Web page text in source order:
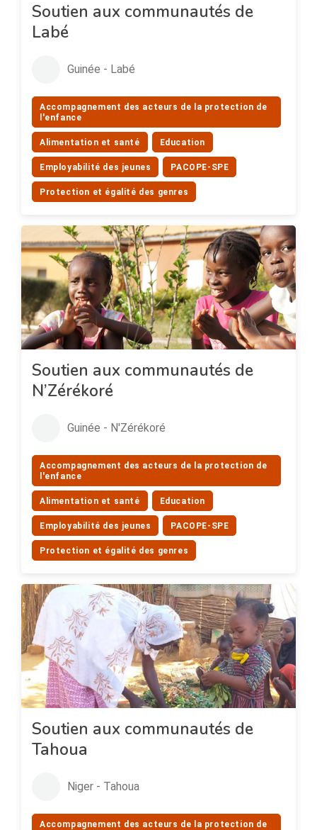
Soutien aux communautés de
Labé
Guinée - Labé
Accompagnement des acteurs de la protection de
l'enfance
Alimentation et santé Education
Employabilité des jeunes PACOPE-SPE
Protection et égalité des genres
Soutien aux communautés de
N’Zérékoré
Guinée - N'Zérékoré
Accompagnement des acteurs de la protection de
l'enfance
Alimentation et santé Education
Employabilité des jeunes PACOPE-SPE
Protection et égalité des genres
Soutien aux communautés de
Tahoua
Niger - Tahoua
Accompagnement des acteurs de la protection de